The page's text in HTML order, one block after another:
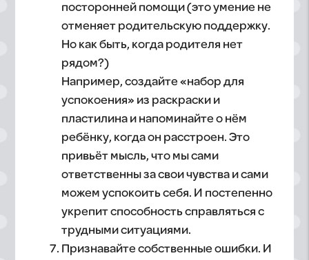
посторонней помощи (это умение не
отменяет родительскую поддержку.
Но как быть, когда родителя нет
рядом?)
Например, создайте «набор для
успокоения» из раскраски и
пластилина и напоминайте о нём
ребёнку, когда он расстроен. Это
привьёт мысль, что мы сами
ответственны за свои чувства и сами
можем успокоить себя. И постепенно
укрепит способность справляться с
трудными ситуациями.
Признавайте собственные ошибки. И